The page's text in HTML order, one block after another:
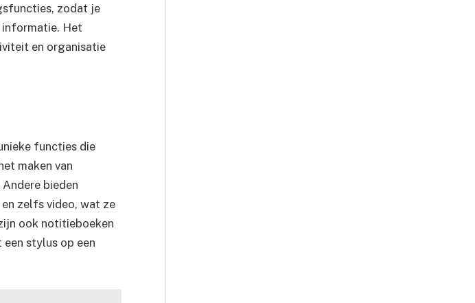
zodat je
informatie. Het
en organisatie
functies die
maken van
bieden
zelfs video, wat ze
ook notitieboeken
stylus op een